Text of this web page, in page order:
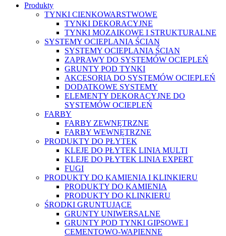
Produkty
TYNKI CIENKOWARSTWOWE
TYNKI DEKORACYJNE
TYNKI MOZAIKOWE I STRUKTURALNE
SYSTEMY OCIEPLANIA ŚCIAN
SYSTEMY OCIEPLANIA ŚCIAN
ZAPRAWY DO SYSTEMÓW OCIEPLEŃ
GRUNTY POD TYNKI
AKCESORIA DO SYSTEMÓW OCIEPLEŃ
DODATKOWE SYSTEMY
ELEMENTY DEKORACYJNE DO
SYSTEMÓW OCIEPLEŃ
FARBY
FARBY ZEWNĘTRZNE
FARBY WEWNĘTRZNE
PRODUKTY DO PŁYTEK
KLEJE DO PŁYTEK LINIA MULTI
KLEJE DO PŁYTEK LINIA EXPERT
FUGI
PRODUKTY DO KAMIENIA I KLINKIERU
PRODUKTY DO KAMIENIA
PRODUKTY DO KLINKIERU
ŚRODKI GRUNTUJĄCE
GRUNTY UNIWERSALNE
GRUNTY POD TYNKI GIPSOWE I
CEMENTOWO-WAPIENNE